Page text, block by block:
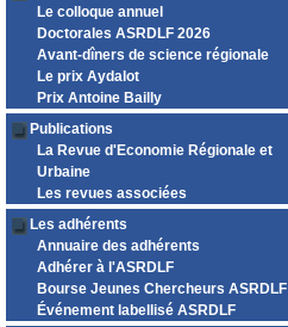
Le colloque annuel
Doctorales ASRDLF 2026
Avant-dîners de science régionale
Le prix Aydalot
Prix Antoine Bailly
Publications
La Revue d'Economie Régionale et
Urbaine
Les revues associées
Les adhérents
Annuaire des adhérents
Adhérer à l'ASRDLF
Bourse Jeunes Chercheurs ASRDLF
Événement labellisé ASRDLF